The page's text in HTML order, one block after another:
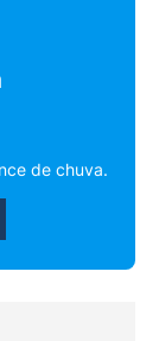
de chuva.